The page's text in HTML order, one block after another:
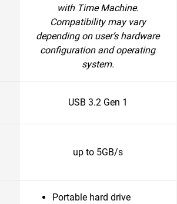
with Time Machine.
Compatibility may vary
depending on user’s hardware
configuration and operating
system.
USB 3.2 Gen 1
up to 5GB/s
Portable hard drive